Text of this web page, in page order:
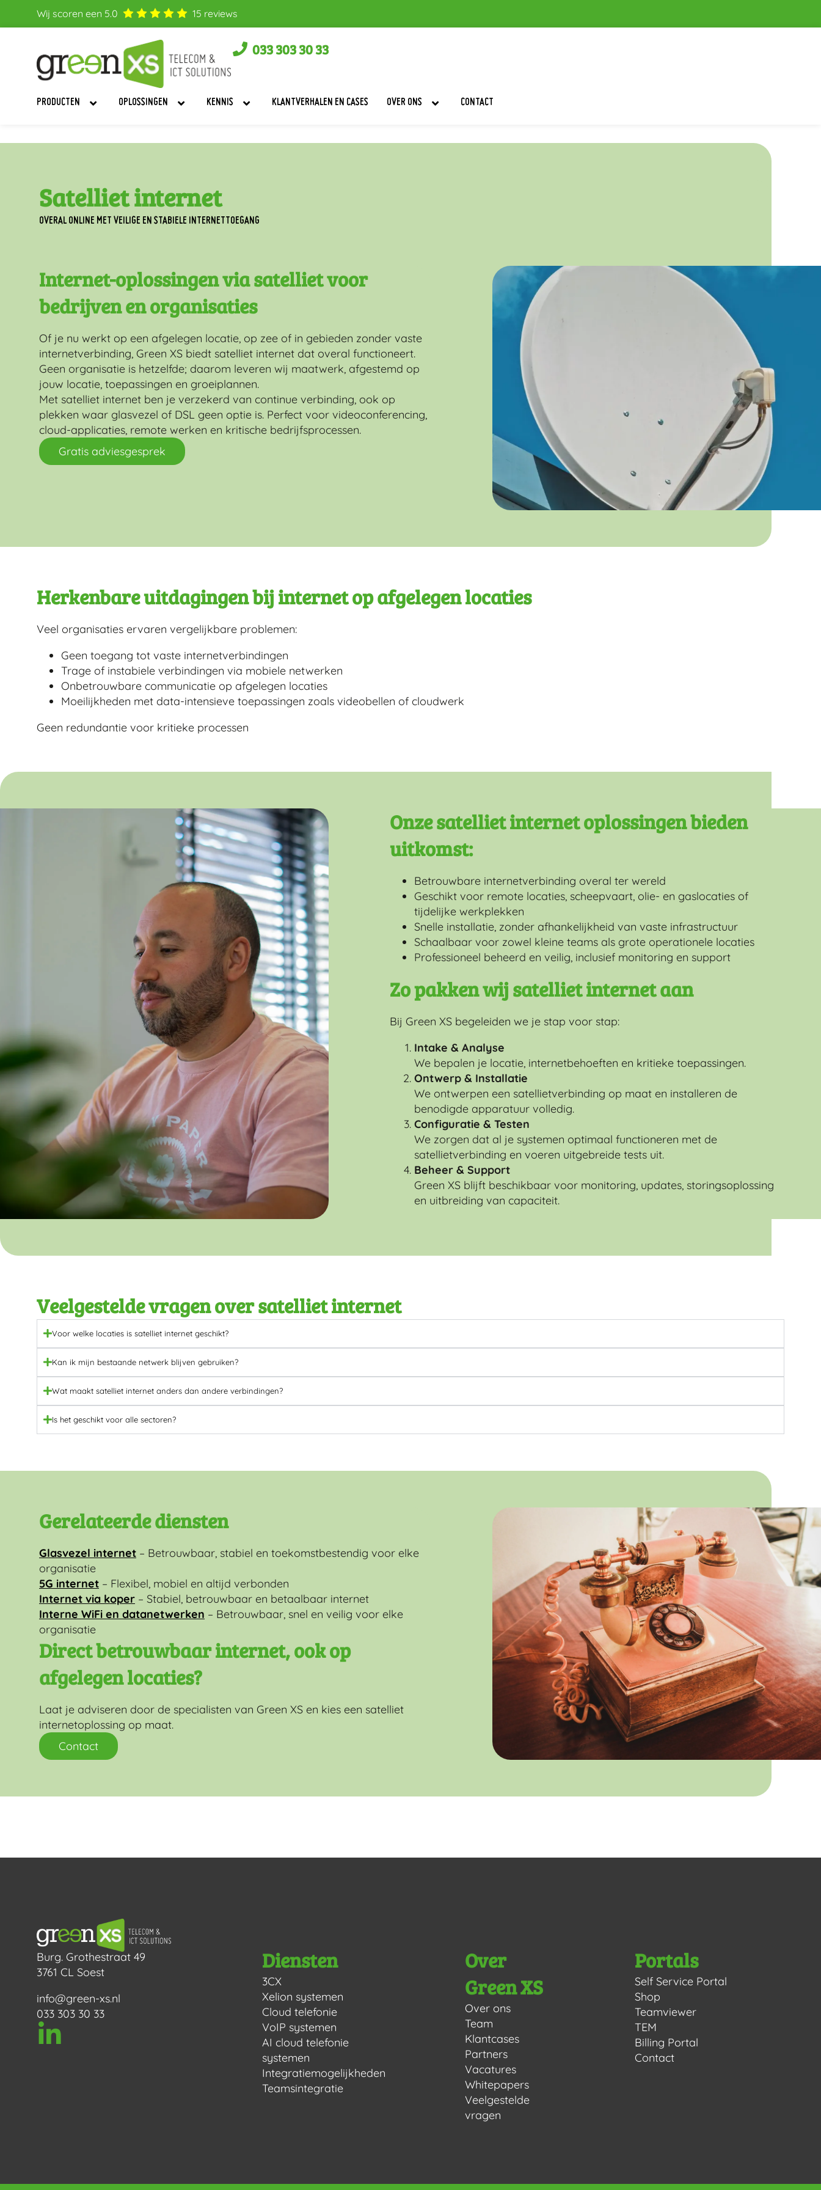
Wij scoren een 5.0 15 reviews
033 303 30 33
PRODUCTEN OPLOSSINGEN KENNIS KLANTVERHALEN EN CASES OVER ONS CONTACT
Satelliet internet
OVERAL ONLINE MET VEILIGE EN STABIELE INTERNETTOEGANG
Internet-oplossingen via satelliet voor
bedrijven en organisaties
Of je nu werkt op een afgelegen locatie, op zee of in gebieden zonder vaste
internetverbinding, Green XS biedt satelliet internet dat overal functioneert.
Geen organisatie is hetzelfde; daarom leveren wij maatwerk, afgestemd op
jouw locatie, toepassingen en groeiplannen.
Met satelliet internet ben je verzekerd van continue verbinding, ook op
plekken waar glasvezel of DSL geen optie is. Perfect voor videoconferencing,
cloud-applicaties, remote werken en kritische bedrijfsprocessen.
Gratis adviesgesprek
Herkenbare uitdagingen bij internet op afgelegen locaties
Veel organisaties ervaren vergelijkbare problemen:
Geen toegang tot vaste internetverbindingen
Trage of instabiele verbindingen via mobiele netwerken
Onbetrouwbare communicatie op afgelegen locaties
Moeilijkheden met data-intensieve toepassingen zoals videobellen of cloudwerk
Geen redundantie voor kritieke processen
Onze satelliet internet oplossingen bieden
uitkomst:
Betrouwbare internetverbinding overal ter wereld
Geschikt voor remote locaties, scheepvaart, olie- en gaslocaties of
tijdelijke werkplekken
Snelle installatie, zonder afhankelijkheid van vaste infrastructuur
Schaalbaar voor zowel kleine teams als grote operationele locaties
Professioneel beheerd en veilig, inclusief monitoring en support
Zo pakken wij satelliet internet aan
Bij Green XS begeleiden we je stap voor stap:
Intake & Analyse
We bepalen je locatie, internetbehoeften en kritieke toepassingen.
Ontwerp & Installatie
We ontwerpen een satellietverbinding op maat en installeren de
benodigde apparatuur volledig.
Configuratie & Testen
We zorgen dat al je systemen optimaal functioneren met de
satellietverbinding en voeren uitgebreide tests uit.
Beheer & Support
Green XS blijft beschikbaar voor monitoring, updates, storingsoplossing
en uitbreiding van capaciteit.
Veelgestelde vragen over satelliet internet
Voor welke locaties is satelliet internet geschikt?
Kan ik mijn bestaande netwerk blijven gebruiken?
Wat maakt satelliet internet anders dan andere verbindingen?
Is het geschikt voor alle sectoren?
Gerelateerde diensten
Glasvezel internet – Betrouwbaar, stabiel en toekomstbestendig voor elke
organisatie
5G internet – Flexibel, mobiel en altijd verbonden
Internet via koper – Stabiel, betrouwbaar en betaalbaar internet
Interne WiFi en datanetwerken – Betrouwbaar, snel en veilig voor elke
organisatie
Direct betrouwbaar internet, ook op
afgelegen locaties?
Laat je adviseren door de specialisten van Green XS en kies een satelliet
internetoplossing op maat.
Contact
Burg. Grothestraat 49
3761 CL Soest
info@green-xs.nl
033 303 30 33
Diensten
3CX
Xelion systemen
Cloud telefonie
VoIP systemen
AI cloud telefonie
systemen
Integratiemogelijkheden
Teamsintegratie
Over
Green XS
Over ons
Team
Klantcases
Partners
Vacatures
Whitepapers
Veelgestelde
vragen
Portals
Self Service Portal
Shop
Teamviewer
TEM
Billing Portal
Contact